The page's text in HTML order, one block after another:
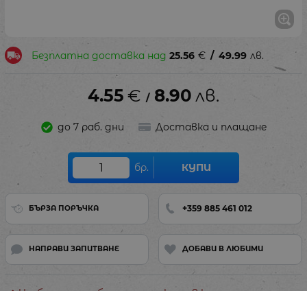
Безплатна доставка над 25.56 € / 49.99 лв.
4.55 € / 8.90 лв.
до 7 раб. дни Доставка и плащане
бр. КУПИ
БЪРЗА ПОРЪЧКА +359 885 461 012
НАПРАВИ ЗАПИТВАНЕ ДОБАВИ В ЛЮБИМИ